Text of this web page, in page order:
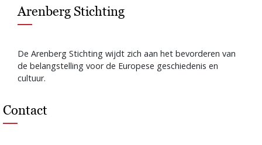
Arenberg Stichting
De Arenberg Stichting wijdt zich aan het bevorderen van
de belangstelling voor de Europese geschiedenis en
cultuur.
Contact